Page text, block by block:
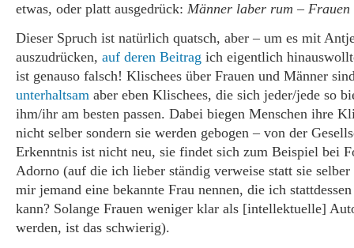
etwas, oder platt ausgedrück: Männer laber rum – Frauen
Dieser Spruch ist natürlich quatsch, aber – um es mit
auszudrücken, auf deren Beitrag ich eigentlich
ist genauso falsch! Klischees über Frauen und Männer
unterhaltsam aber eben Klischees, die sich jeder/jede so
ihm/ihr am besten passen. Dabei biegen Menschen ihre
nicht selber sondern sie werden gebogen – von der
Erkenntnis ist nicht neu, sie findet sich zum Beispiel bei
Adorno (auf die ich lieber ständig verweise statt sie
mir jemand eine bekannte Frau nennen, die ich
kann? Solange Frauen weniger klar als [intellektuelle]
werden, ist das schwierig).